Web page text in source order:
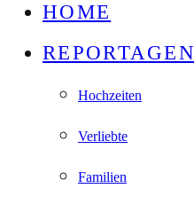
HOME
REPORTAGEN
Hochzeiten
Verliebte
Familien